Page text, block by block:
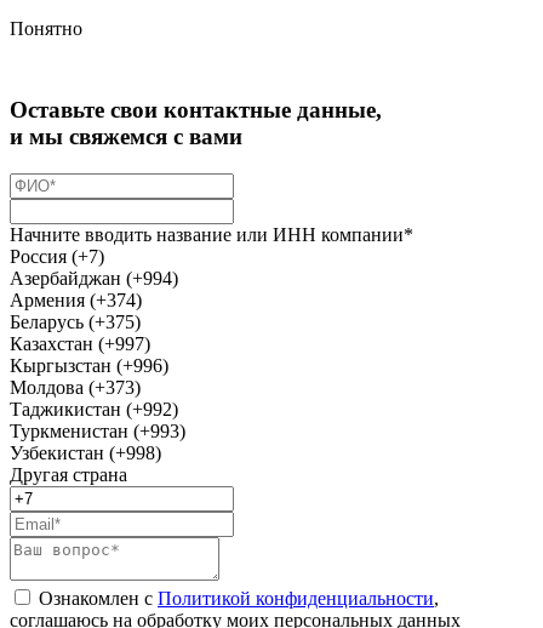
Понятно
Оставьте свои контактные данные,
и мы свяжемся с вами
Начните вводить название или ИНН компании*
Россия (+7)
Азербайджан (+994)
Армения (+374)
Беларусь (+375)
Казахстан (+997)
Кыргызстан (+996)
Молдова (+373)
Таджикистан (+992)
Туркменистан (+993)
Узбекистан (+998)
Другая страна
Ознакомлен с Политикой конфиденциальности,
соглашаюсь на обработку моих персональных данных